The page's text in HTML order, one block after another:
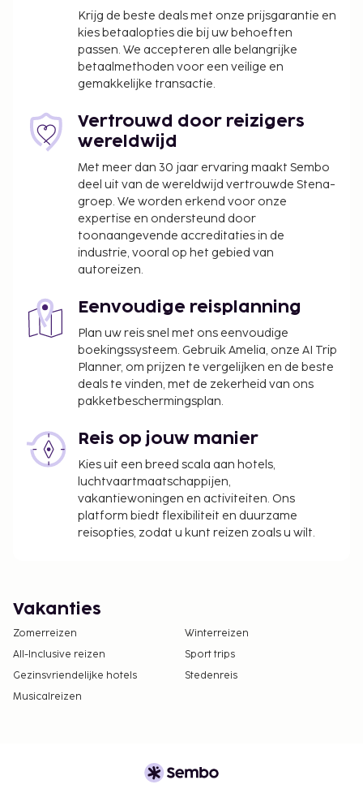
Krijg de beste deals met onze prijsgarantie en
kies betaalopties die bij uw behoeften
passen. We accepteren alle belangrijke
betaalmethoden voor een veilige en
gemakkelijke transactie.
Vertrouwd door reizigers
wereldwijd
Met meer dan 30 jaar ervaring maakt Sembo
deel uit van de wereldwijd vertrouwde Stena-
groep. We worden erkend voor onze
expertise en ondersteund door
toonaangevende accreditaties in de
industrie, vooral op het gebied van
autoreizen.
Eenvoudige reisplanning
Plan uw reis snel met ons eenvoudige
boekingssysteem. Gebruik Amelia, onze AI Trip
Planner, om prijzen te vergelijken en de beste
deals te vinden, met de zekerheid van ons
pakketbeschermingsplan.
Reis op jouw manier
Kies uit een breed scala aan hotels,
luchtvaartmaatschappijen,
vakantiewoningen en activiteiten. Ons
platform biedt flexibiliteit en duurzame
reisopties, zodat u kunt reizen zoals u wilt.
Vakanties
Zomerreizen
Winterreizen
All-Inclusive reizen
Sport trips
Gezinsvriendelijke hotels
Stedenreis
Musicalreizen